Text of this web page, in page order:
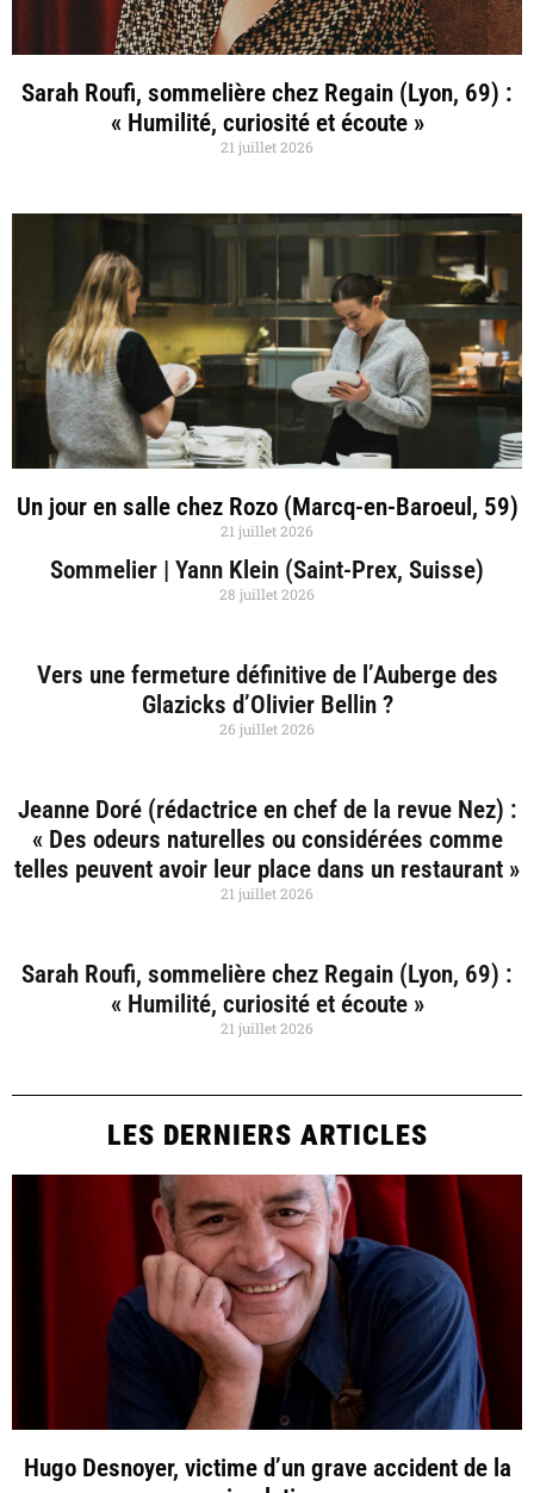
Sarah Roufi, sommelière chez Regain (Lyon, 69) :
« Humilité, curiosité et écoute »
21 juillet 2026
Un jour en salle chez Rozo (Marcq-en-Baroeul, 59)
21 juillet 2026
Sommelier | Yann Klein (Saint-Prex, Suisse)
28 juillet 2026
Vers une fermeture définitive de l’Auberge des
Glazicks d’Olivier Bellin ?
26 juillet 2026
Jeanne Doré (rédactrice en chef de la revue Nez) :
« Des odeurs naturelles ou considérées comme
telles peuvent avoir leur place dans un restaurant »
21 juillet 2026
Sarah Roufi, sommelière chez Regain (Lyon, 69) :
« Humilité, curiosité et écoute »
21 juillet 2026
LES DERNIERS ARTICLES
Hugo Desnoyer, victime d’un grave accident de la